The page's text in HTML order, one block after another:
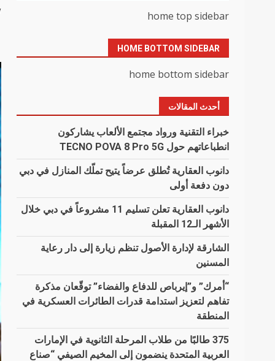
home top sidebar
HOME BOTTOM SIDEBAR
home bottom sidebar
أحدث المقالات
خبراء التقنية ورواد مجتمع الألعاب يشاركون
انطباعاتهم حول TECNO POVA 8 Pro 5G
دانوب العقارية تُطلق عرضاً يتيح تملّك المنازل في دبي
دون دفعة أولى
دانوب العقارية تعلن تسليم 11 مشروعاً في دبي خلال
الأشهر الـ12 المقبلة
الشارقة لإدارة الأصول تنظم زيارة إلى دار رعاية
المسنين
“أمرك” و”إيرباص للدفاع والفضاء” توقّعان مذكرة
تفاهم لتعزيز استدامة قدرات الطائرات العسكرية في
المنطقة
375 طالبًا من طلاب المرحلة الثانوية في الإمارات
العربية المتحدة ينضمون إلى المخيم الصيفي “صناع